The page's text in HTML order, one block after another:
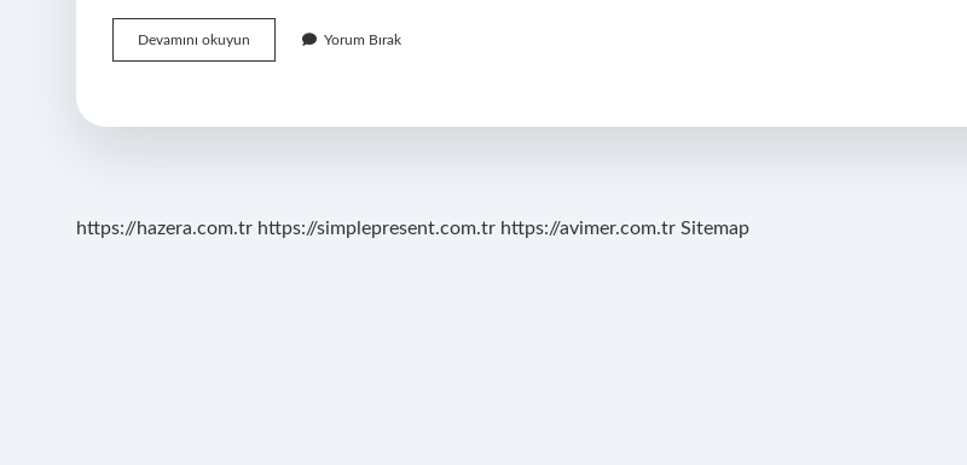
Devamını okuyun
Ne
Yorum Bırak
https://hazera.com.tr https://simplepresent.com.tr https://avimer.com.tr Sitemap